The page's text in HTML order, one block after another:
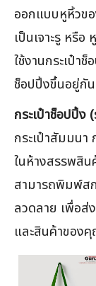
ออกแบบหูหิ้วข
เป็นเจาะรู หรื
ใช้งานกระเป๋า
ช็อปปิ้งขึ้นอยู่กั
กระเป๋าช็อปปิ้
กระเป๋าสัมมนา
ในห้างสรรพสิน
สามารถพิมพ์ส
ลวดลาย เพื่อ
และสินค้าของ